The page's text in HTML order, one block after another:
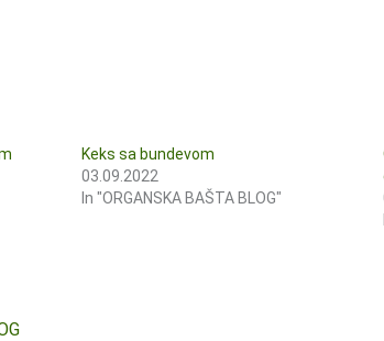
Keks sa bundevom
03.09.2022
In "ORGANSKA BAŠTA BLOG"